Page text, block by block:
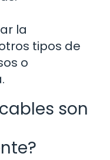
la
tipos de
o
son